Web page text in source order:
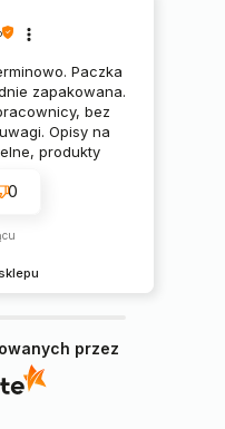
😊
Paczka
zapakowana.
bez
Opisy na
produkty
0
przez